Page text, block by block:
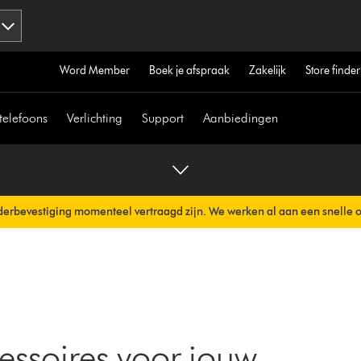
Word Member Boek je afspraak Zakelijk Store finder
Verlichting Support Aanbiedingen
momenteel vertraagd zijn. We werken al aan een snelle